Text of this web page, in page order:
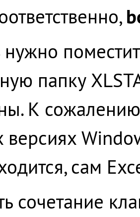
нужно
папку
К
версиях
сам
сочетание